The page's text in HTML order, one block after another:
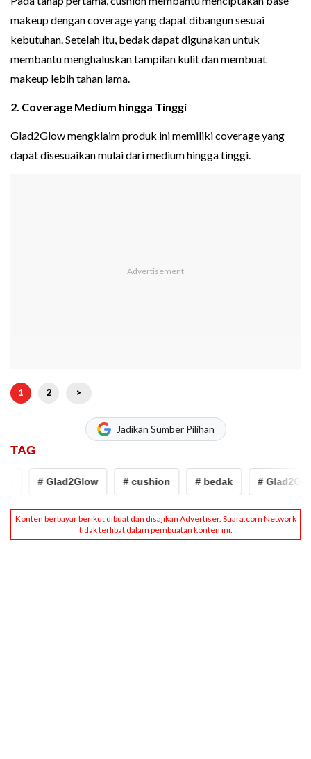
makeup dengan coverage yang dapat dibangun sesuai
kebutuhan. Setelah itu, bedak dapat digunakan untuk
membantu menghaluskan tampilan kulit dan membuat
makeup lebih tahan lama.
2. Coverage Medium hingga Tinggi
Glad2Glow mengklaim produk ini memiliki coverage yang
dapat disesuaikan mulai dari medium hingga tinggi.
1 2 >
Jadikan Sumber Pilihan
TAG
# Glad2Glow # cushion # bedak # Glad2Glow